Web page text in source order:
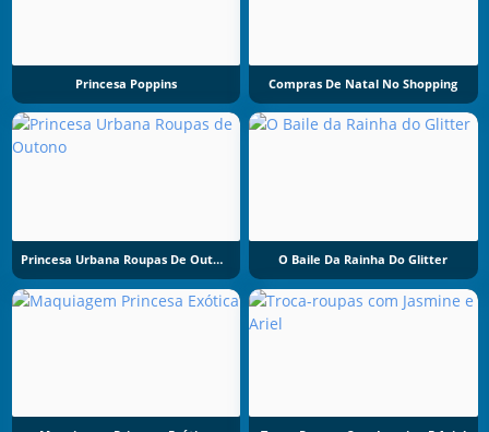
Princesa Poppins Compras De Natal No Shopping
Princesa Urbana Roupas De Outono O Baile Da Rainha Do Glitter